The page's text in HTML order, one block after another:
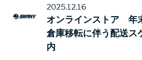
2025.12.16
オンラインストア 年
倉庫移転に伴う配送ス
内